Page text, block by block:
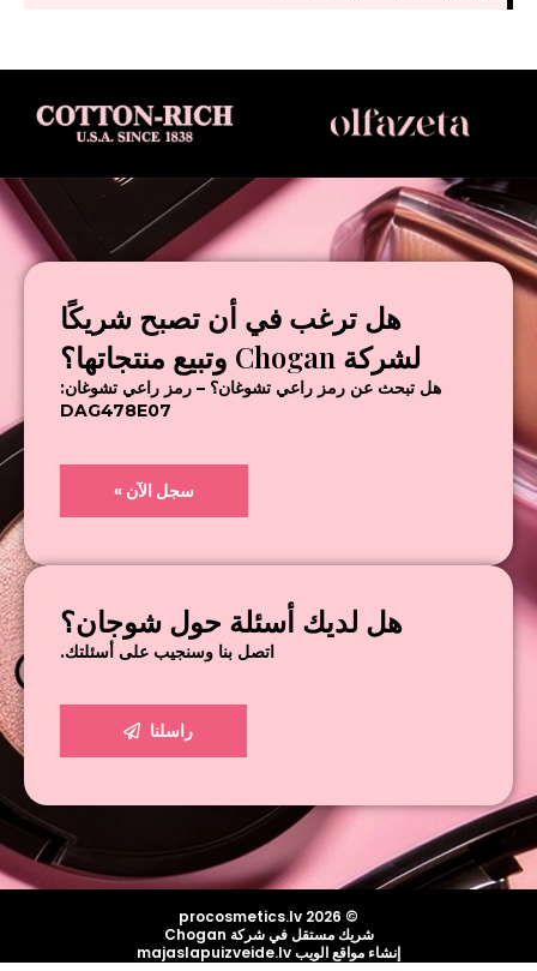
هل ترغب في أن تصبح شريكًا
لشركة Chogan وتبيع منتجاتها؟
هل تبحث عن رمز راعي تشوغان؟ – رمز راعي تشوغان:
DAG478E07
سجل الآن »
هل لديك أسئلة حول شوجان؟
اتصل بنا وسنجيب على أسئلتك.
راسلنا
© procosmetics.lv 2026
شريك مستقل في شركة Chogan
إنشاء مواقع الويب majaslapuizveide.lv